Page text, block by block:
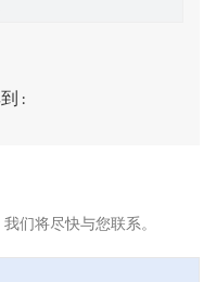
:
们将尽快与您联系。